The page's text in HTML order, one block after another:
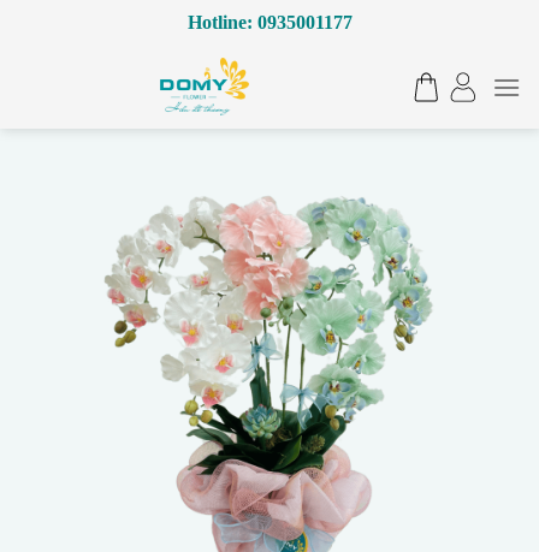
Hotline: 0935001177